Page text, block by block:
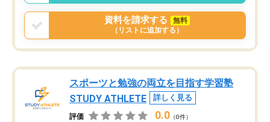
資料を請求する
無料
（リストに追加する）
スポーツと勉強の両立を目指す学習塾
STUDY ATHLETE
詳しく見る
評価 0.0 （0件）